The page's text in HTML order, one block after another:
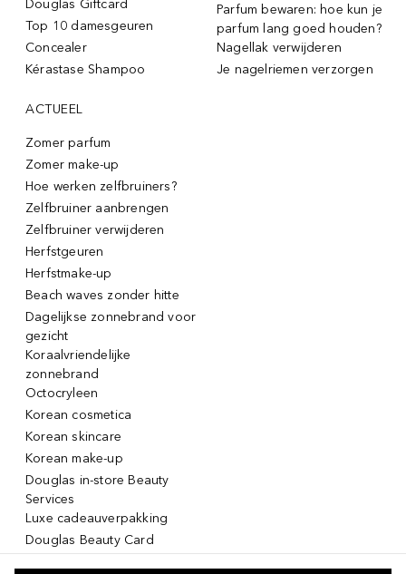
Douglas Giftcard
Top 10 damesgeuren
Concealer
Kérastase Shampoo
Parfum bewaren: hoe kun je
parfum lang goed houden?
Nagellak verwijderen
Je nagelriemen verzorgen
ACTUEEL
Zomer parfum
Zomer make-up
Hoe werken zelfbruiners?
Zelfbruiner aanbrengen
Zelfbruiner verwijderen
Herfstgeuren
Herfstmake-up
Beach waves zonder hitte
Dagelijkse zonnebrand voor
gezicht
Koraalvriendelijke
zonnebrand
Octocryleen
Korean cosmetica
Korean skincare
Korean make-up
Douglas in-store Beauty
Services
Luxe cadeauverpakking
Douglas Beauty Card